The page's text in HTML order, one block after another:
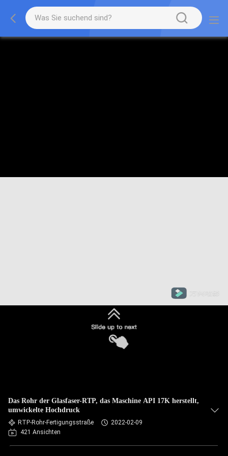
Das Rohr der Glasfaser-RTP, das Maschine API 17K herstellt,
umwickelte Hochdruck
RTP-Rohr-Fertigungsstraße
2022-02-09
421 Ansichten